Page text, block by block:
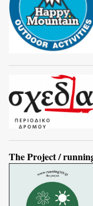
The Project /